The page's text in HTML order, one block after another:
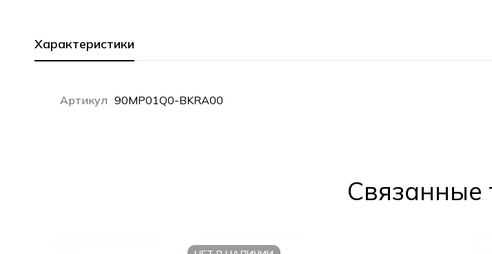
Характеристики
Артикул 90MP01Q0-BKRA00
Cвязанные